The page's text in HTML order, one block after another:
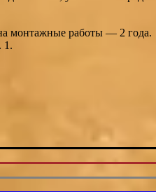
монтажные работы — 2 года.
1.